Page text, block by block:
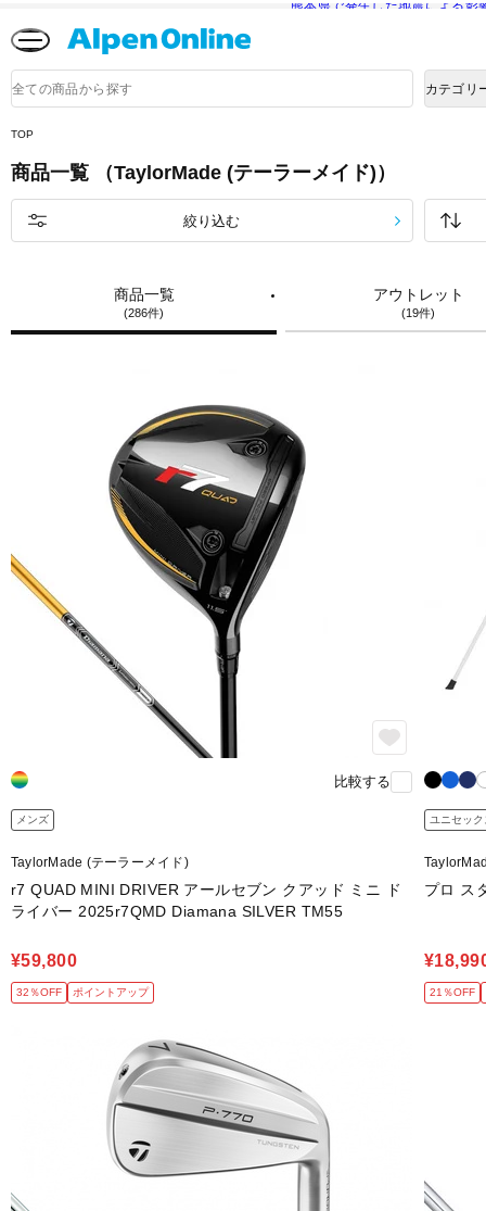
熊本県で発生した地震による影
品
検
カテゴリ
TOP
商品一覧 （TaylorMade (テーラーメイド)）
商品一覧
(286件)
アウトレット
(19件)
絞り込む
比較する
メンズ
TaylorMade (テーラーメイド)
r7 QUAD MINI DRIVER アールセブン クアッド ミニ ド
ライバー 2025r7QMD Diamana SILVER TM55
¥59,800
32％OFF ポイントアップ
ユニセック
プロ ス
21％OFF